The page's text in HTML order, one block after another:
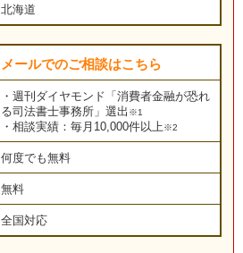
北海道
メールでのご相談はこちら
・週刊ダイヤモンド「消費者金融が恐れ
る司法書士事務所」選出 ※1
・相談実績：毎月10,000件以上※2
何度でも無料
無料
全国対応